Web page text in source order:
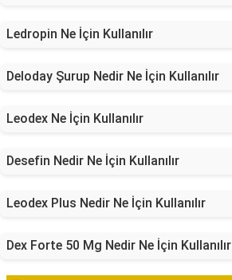
Ledropin Ne İçin Kullanılır
Deloday Şurup Nedir Ne İçin Kullanılır
Leodex Ne İçin Kullanılır
Desefin Nedir Ne İçin Kullanılır
Leodex Plus Nedir Ne İçin Kullanılır
Dex Forte 50 Mg Nedir Ne İçin Kullanılır